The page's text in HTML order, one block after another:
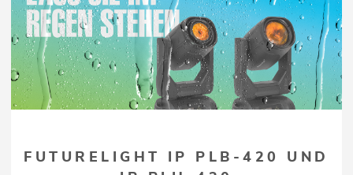
FUTURELIGHT IP PLB-420 UND